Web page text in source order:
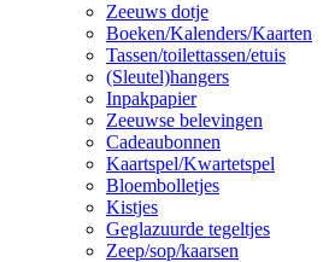
Zeeuws dotje
Boeken/Kalenders/Kaarten
Tassen/toilettassen/etuis
(Sleutel)hangers
Inpakpapier
Zeeuwse belevingen
Cadeaubonnen
Kaartspel/Kwartetspel
Bloembolletjes
Kistjes
Geglazuurde tegeltjes
Zeep/sop/kaarsen